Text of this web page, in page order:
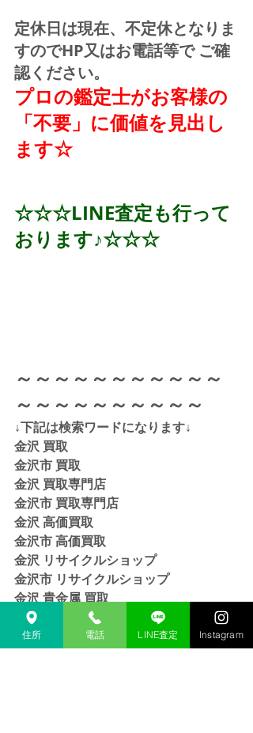
定休日は現在、不定休となりま
すのでHP又はお電話等で ご確
認ください。
プロの鑑定士がお客様の
「不要」に価値を見出し
ます☆
☆☆☆LINE査定も行って
おります♪☆☆☆
～～～～～～～～～～～
～～～～～～～～～～
↓下記は検索ワードになります↓
金沢 買取
金沢市 買取
金沢 買取専門店
金沢市 買取専門店
金沢 高価買取
金沢市 高価買取
金沢 リサイクルショップ
金沢市 リサイクルショップ
金沢 貴金属 買取
金沢市 貴金属 買取
金沢 金 買取
住所 電話 LINE査定 Instagram